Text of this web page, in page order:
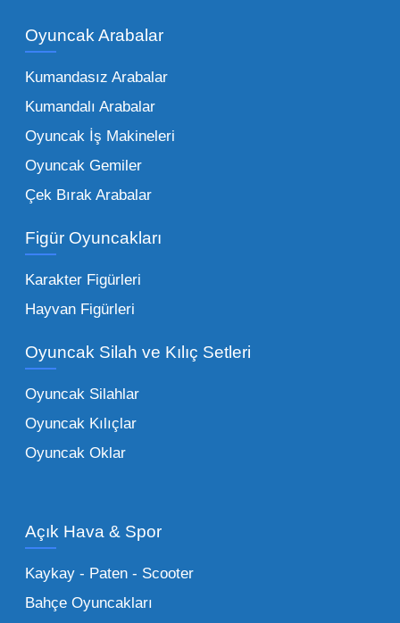
kadar zengindir. Bir mağazanın veya eğitim
çeşitliliği ile doğru orantılıdır. İşte Mega
Oyuncak bünyesinde öne çıkan ve en çok
tercih edilen kategorilerimiz:
Peluş Oyuncaklar:
vazgeçilmezi olan yumuşak dokulu sevilen
seçeneklerimizi keşfederek koleksiyonunuza
en sevilen karakterleri ekleyebilirsiniz.
Eğitici Setler:
tarafından tercih edilentoptan eğitici
ebeveynlerin son yıllarda en çok satın aldığı
ürün grupları arasında yer almaktadır.
Oyuncak Araçlar:
stok imkanımızla sunulmaktadır.
Küçük Oyuncaklar:
sağlayan toptan küçük oyuncaklar, bakkallar,
Oyuncak Arabalar
Kumandasız Arabalar
Kumandalı Arabalar
Oyuncak İş Makineleri
Oyuncak Gemiler
Çek Bırak Arabalar
Figür Oyuncakları
Karakter Figürleri
Hayvan Figürleri
Oyuncak Silah ve Kılıç Setleri
Oyuncak Silahlar
Oyuncak Kılıçlar
Oyuncak Oklar
Açık Hava & Spor
Kaykay - Paten - Scooter
Bahçe Oyuncakları